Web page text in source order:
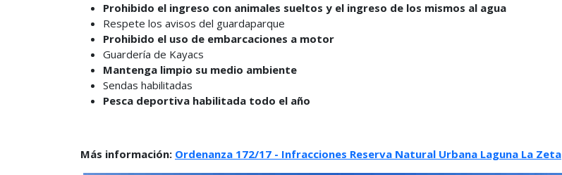
Prohibido el ingreso con animales sueltos y el ingreso de los mismos al agua
Respete los avisos del guardaparque
Prohibido el uso de embarcaciones a motor
Guardería de Kayacs
Mantenga limpio su medio ambiente
Sendas habilitadas
Pesca deportiva habilitada todo el año
Más información: Ordenanza 172/17 - Infracciones Reserva Natural Urbana Laguna La Zeta